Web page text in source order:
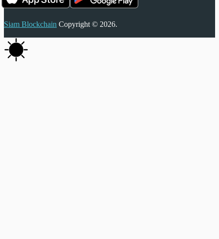
Siam Blockchain Copyright © 2026.